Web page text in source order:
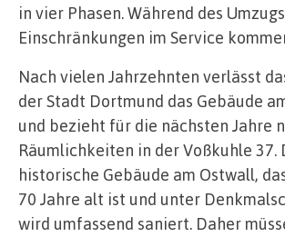
in vier Phasen. Während des
Einschränkungen im Service
Nach vielen Jahrzehnten verlässt
der Stadt Dortmund das Gebäude
und bezieht für die nächsten Jahre
Räumlichkeiten in der Voßkuhle 37.
historische Gebäude am Ostwall,
70 Jahre alt ist und unter
wird umfassend saniert. Daher